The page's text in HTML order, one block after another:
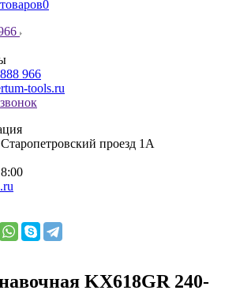
0
966
tools.ru
проезд 1А
KX618GR 240-